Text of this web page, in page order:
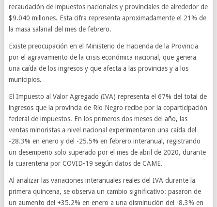
recaudación de impuestos nacionales y provinciales de alrededor de
$9.040 millones. Esta cifra representa aproximadamente el 21% de
la masa salarial del mes de febrero.
Existe preocupación en el Ministerio de Hacienda de la Provincia
por el agravamiento de la crisis económica nacional, que genera
una caída de los ingresos y que afecta a las provincias y a los
municipios.
El Impuesto al Valor Agregado (IVA) representa el 67% del total de
ingresos que la provincia de Río Negro recibe por la coparticipación
federal de impuestos. En los primeros dos meses del año, las
ventas minoristas a nivel nacional experimentaron una caída del
-28.3% en enero y del -25.5% en febrero interanual, registrando
un desempeño solo superado por el mes de abril de 2020, durante
la cuarentena por COVID-19 según datos de CAME.
Al analizar las variaciones interanuales reales del IVA durante la
primera quincena, se observa un cambio significativo: pasaron de
un aumento del +35.2% en enero a una disminución del -8.3% en